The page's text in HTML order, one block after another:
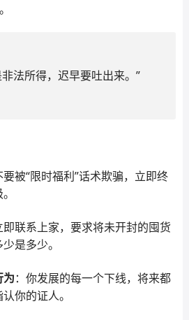
法所得，迟早要吐出来。”
要被“限时福利”话术欺骗，立即终
即联系上家，要求将未开封的囤货
是多少。
为：你发展的每一个下线，将来都
你的证人。